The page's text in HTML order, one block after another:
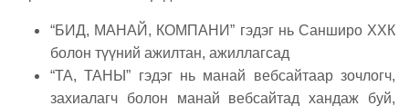
“БИД, МАНАЙ, КОМПАНИ” гэдэг нь Санширо ХХК
болон түүний ажилтан, ажиллагсад
“ТА, ТАНЫ” гэдэг нь манай вебсайтаар зочлогч,
захиалагч болон манай вебсайтад хандаж буй,